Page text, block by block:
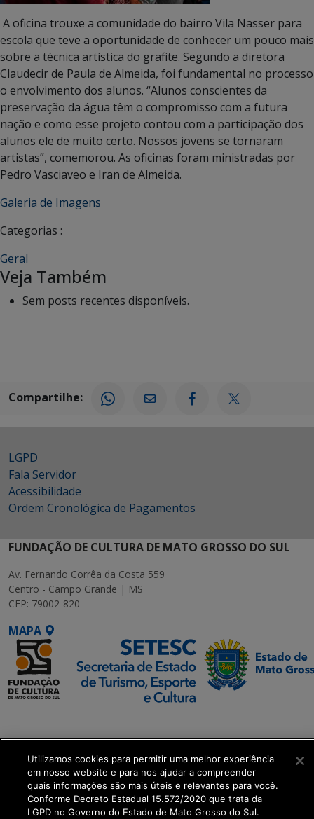
A oficina trouxe a comunidade do bairro Vila Nasser para
escola que teve a oportunidade de conhecer um pouco mais
sobre a técnica artística do grafite. Segundo a diretora
Claudecir de Paula de Almeida, foi fundamental no processo
o envolvimento dos alunos. “Alunos conscientes da
preservação da água têm o compromisso com a futura
nação e como esse projeto contou com a participação dos
alunos ele de muito certo. Nossos jovens se tornaram
artistas”, comemorou. As oficinas foram ministradas por
Pedro Vasciaveo e Iran de Almeida.
Galeria de Imagens
Categorias :
Geral
Veja Também
Sem posts recentes disponíveis.
Compartilhe:
LGPD
Fala Servidor
Acessibilidade
Ordem Cronológica de Pagamentos
FUNDAÇÃO DE CULTURA DE MATO GROSSO DO SUL
Av. Fernando Corrêa da Costa 559
Centro - Campo Grande | MS
CEP: 79002-820
MAPA
Executiva de
Transformação Digital
get_footer();
Utilizamos cookies para permitir uma melhor experiência
em nosso website e para nos ajudar a compreender
quais informações são mais úteis e relevantes para você.
Conforme Decreto Estadual 15.572/2020 que trata da
LGPD no Governo do Estado de Mato Grosso do Sul.